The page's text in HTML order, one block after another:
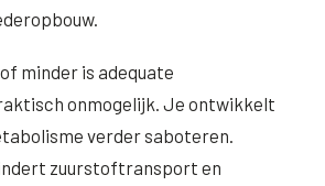
minder is adequate
onmogelijk. Je ontwikkelt
verder saboteren.
zuurstoftransport en